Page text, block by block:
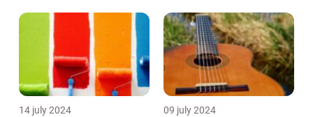
14 july 2024 09 july 2024